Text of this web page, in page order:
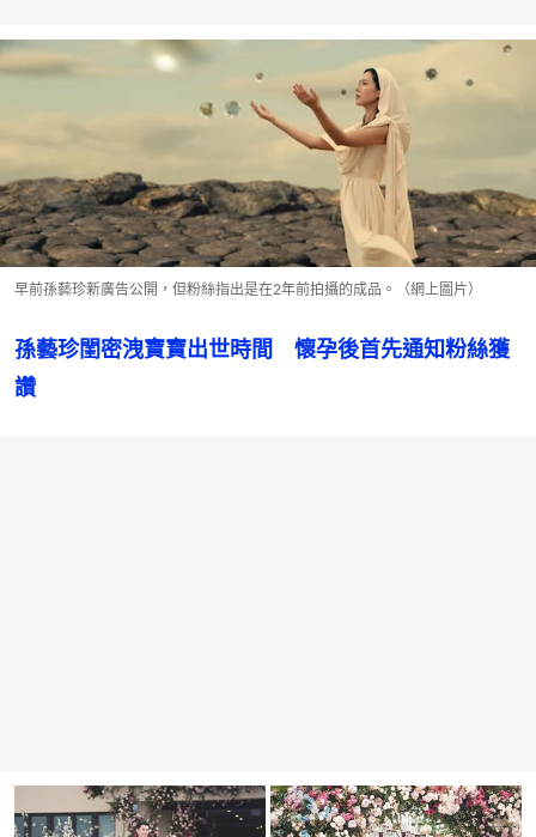
早前孫藝珍新廣告公開，但粉絲指出是在2年前拍攝的成品。（網上圖片）
孫藝珍閨密洩寶寶出世時間　懷孕後首先通知粉絲獲
讚